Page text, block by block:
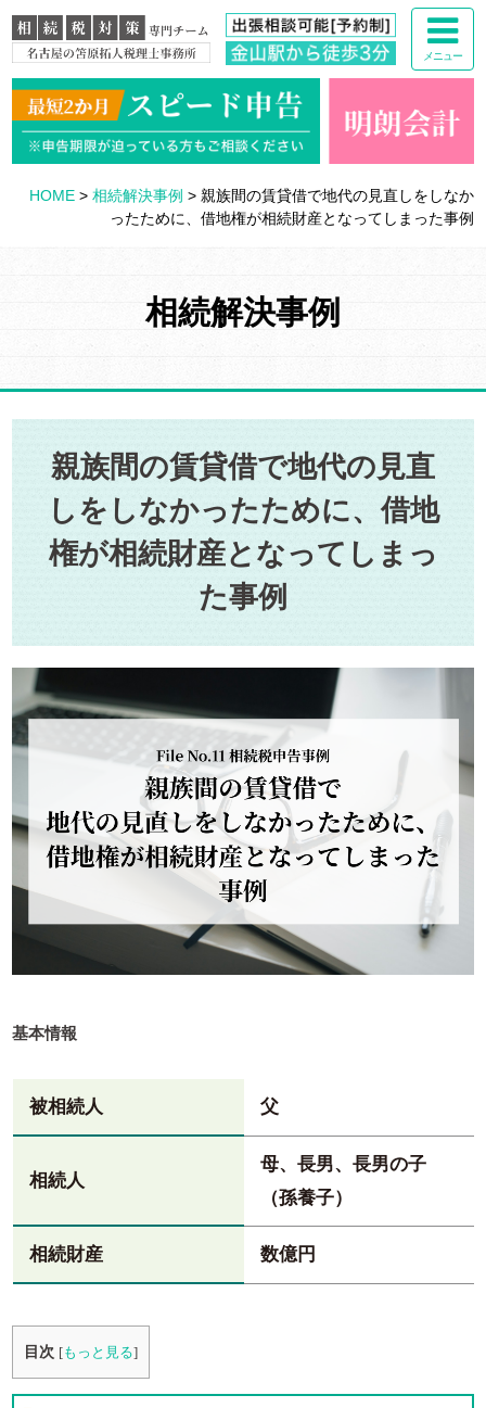
メニュー
HOME> 相続解決事例 > 親族間の賃貸借で地代の見直しをしなか
ったために、借地権が相続財産となってしまった事例
相続解決事例
親族間の賃貸借で地代の見直
しをしなかったために、借地
権が相続財産となってしまっ
た事例
基本情報
被相続人 父
相続人
母、長男、長男の子
（孫養子）
相続財産 数億円
目次 [もっと見る]